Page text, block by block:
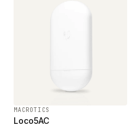
MACROTICS
Loco5AC